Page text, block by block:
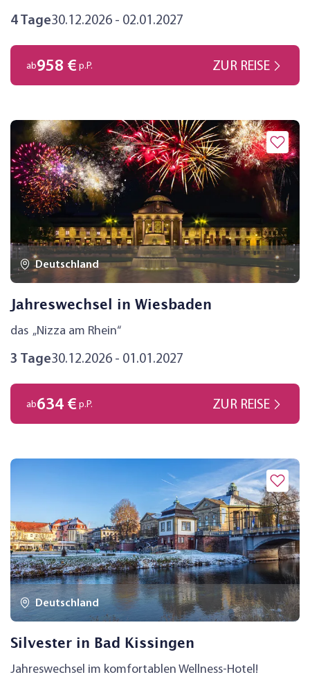
4 Tage30.12.2026 - 02.01.2027
ab958 € p.P. ZUR REISE
Deutschland
Jahreswechsel in Wiesbaden
das „Nizza am Rhein“
3 Tage30.12.2026 - 01.01.2027
ab634 € p.P. ZUR REISE
Deutschland
Silvester in Bad Kissingen
Jahreswechsel im komfortablen Wellness-Hotel!